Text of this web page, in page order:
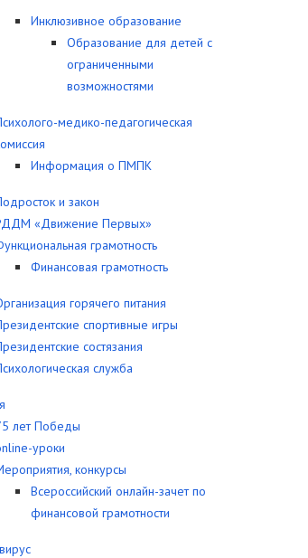
Инклюзивное образование
Образование для детей с
ограниченными
возможностями
медико-педагогическая
Информация о ПМПК
и закон
«Движение Первых»
грамотность
Финансовая грамотность
горячего питания
спортивные игры
состязания
служба
лет Победы
уроки
конкурсы
Всероссийский онлайн-зачет по
финансовой грамотности